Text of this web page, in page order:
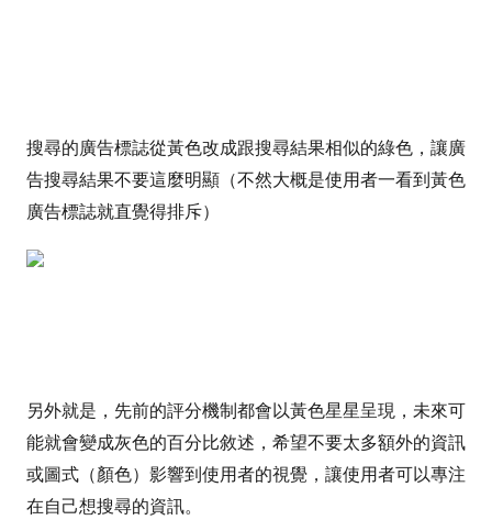
搜尋的廣告標誌從黃色改成跟搜尋結果相似的綠色，讓廣
告搜尋結果不要這麼明顯（不然大概是使用者一看到黃色
廣告標誌就直覺得排斥）
另外就是，先前的評分機制都會以黃色星星呈現，未來可
能就會變成灰色的百分比敘述，希望不要太多額外的資訊
或圖式（顏色）影響到使用者的視覺，讓使用者可以專注
在自己想搜尋的資訊。